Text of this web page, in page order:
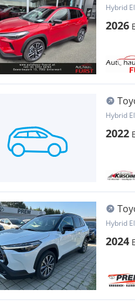
2WD
Hybrid
2026
Hybrid
2022
AHV /
2024